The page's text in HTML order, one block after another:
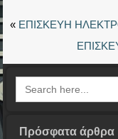
« ΕΠΙΣΚΕΥΗ
Search
for:
Πρόσφατα άρθρα